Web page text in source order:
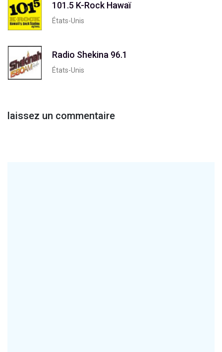
101.5 K-Rock Hawaï
États-Unis
Radio Shekina 96.1
États-Unis
laissez un commentaire